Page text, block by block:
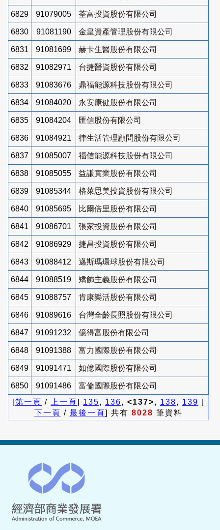
6829 91079005 荃富投資股份有限公司
6830 91081190 金皇資產管理股份有限公司
6831 91081699 赫卡生醫股份有限公司
6832 91082971 台捷醫資股份有限公司
6833 91083676 鼎福能源科技股份有限公司
6834 91084020 永安康健股份有限公司
6835 91084204 匯信股份有限公司
6836 91084921 律生活管理顧問股份有限公司
6837 91085007 福信能源科技股份有限公司
6838 91085055 益謙實業股份有限公司
6839 91085344 格萊思美投資股份有限公司
6840 91085695 比爾倍里股份有限公司
6841 91086701 張家投資股份有限公司
6842 91086929 捷昌投資股份有限公司
6843 91088412 邁斯瑪環球股份有限公司
6844 91088519 矯飾主義股份有限公司
6845 91088757 肯康樂活股份有限公司
6846 91089616 台灣全齡長照股份有限公司
6847 91091232 億得富股份有限公司
6848 91091388 富力國際股份有限公司
6849 91091471 如億國際股份有限公司
6850 91091486
富倫國際股份有限公司
[第一頁 / 上一頁] 135, 136, <137>, 138, 139 [
下一頁 / 最後一頁] 共有 8028 筆資料